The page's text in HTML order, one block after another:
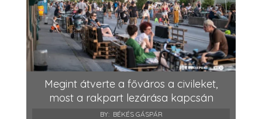
Megint átverte a főváros a civileket,
most a rakpart lezárása kapcsán
BY: BÉKÉS GÁSPÁR